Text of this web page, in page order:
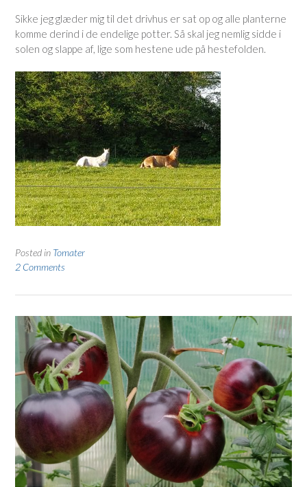
Sikke jeg glæder mig til det drivhus er sat op og alle planterne
komme derind i de endelige potter. Så skal jeg nemlig sidde i
solen og slappe af, lige som hestene ude på hestefolden.
Posted in Tomater
2 Comments